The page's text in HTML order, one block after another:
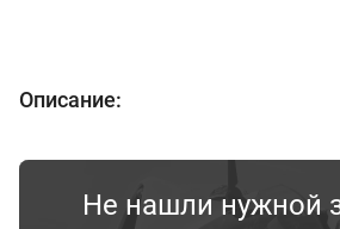
Описание:
Не нашли нужной